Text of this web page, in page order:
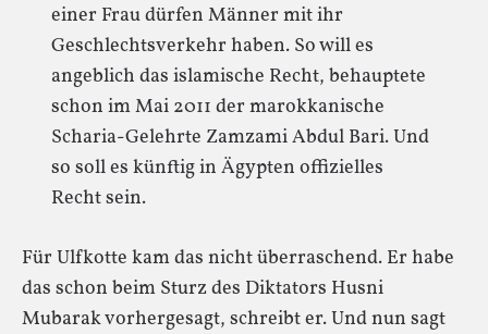
einer Frau dürfen Männer mit ihr
Geschlechtsverkehr haben. So will es
angeblich das islamische Recht, behauptete
schon im Mai 2011 der marokkanische
Scharia-Gelehrte Zamzami Abdul Bari. Und
so soll es künftig in Ägypten offizielles
Recht sein.
Für Ulfkotte kam das nicht überraschend. Er habe
das schon beim Sturz des Diktators Husni
Mubarak vorhergesagt, schreibt er. Und nun sagt